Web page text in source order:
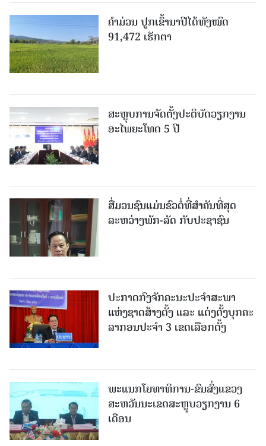
ຄໍາມ່ວນ ປູກເຂົ້ານາປີໄດ້ທັງໝົດ
91,472 ເຮັກຕາ
ສະຫຼຸບການຈັດຕັ້ງປະຕິບັດວຽກງານ
ອະໄພຍະໂທດ 5 ປີ
ສື່ມວນຊົນແມ່ນຂົວຕໍ່ທີ່ສໍາຄັນທີ່ສຸດ
ລະຫວ່າງພັກ-ລັດ ກັບປະຊາຊົນ
ປະກາດກົງຈັກຄະນະປະຈໍາສະພາ
ແຫ່ງຊາດສ້າງຕັ້ງ ແລະ ແຕ່ງຕັ້ງບຸກຄະ
ລາກອນປະຈໍາ 3 ເຂດເລືອກຕັ້ງ
ພະແນກໂຍທາທິການ-ຂົນສົ່ງແຂວງ
ສະຫວັນນະເຂດສະຫຼຸບວຽກງານ 6
ເດືອນ